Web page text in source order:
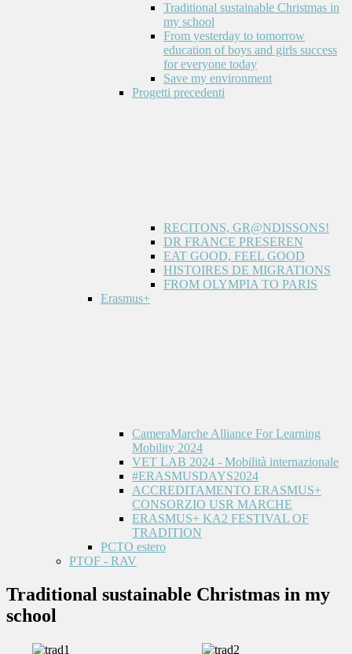
Traditional sustainable Christmas in
my school
From yesterday to tomorrow
education of boys and girls success
for everyone today
Save my environment
Progetti precedenti
RECITONS, GR@NDISSONS!
DR FRANCE PRESEREN
EAT GOOD, FEEL GOOD
HISTOIRES DE MIGRATIONS
FROM OLYMPIA TO PARIS
Erasmus+
CameraMarche Alliance For Learning
Mobility 2024
VET LAB 2024 - Mobilità internazionale
#ERASMUSDAYS2024
ACCREDITAMENTO ERASMUS+
CONSORZIO USR MARCHE
ERASMUS+ KA2 FESTIVAL OF
TRADITION
PCTO estero
PTOF - RAV
Traditional sustainable Christmas in my
school